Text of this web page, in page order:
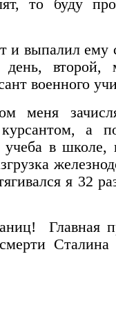
то буду
и выпалил ему
день,
военного
меня
а
учеба в
я 32
Главная